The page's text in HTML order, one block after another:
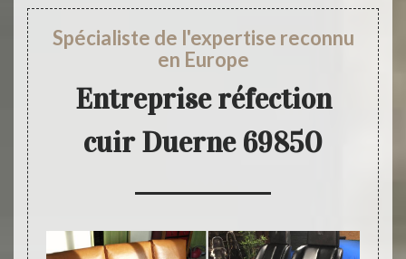
Spécialiste de l'expertise reconnu
en Europe
Entreprise réfection
cuir Duerne 69850